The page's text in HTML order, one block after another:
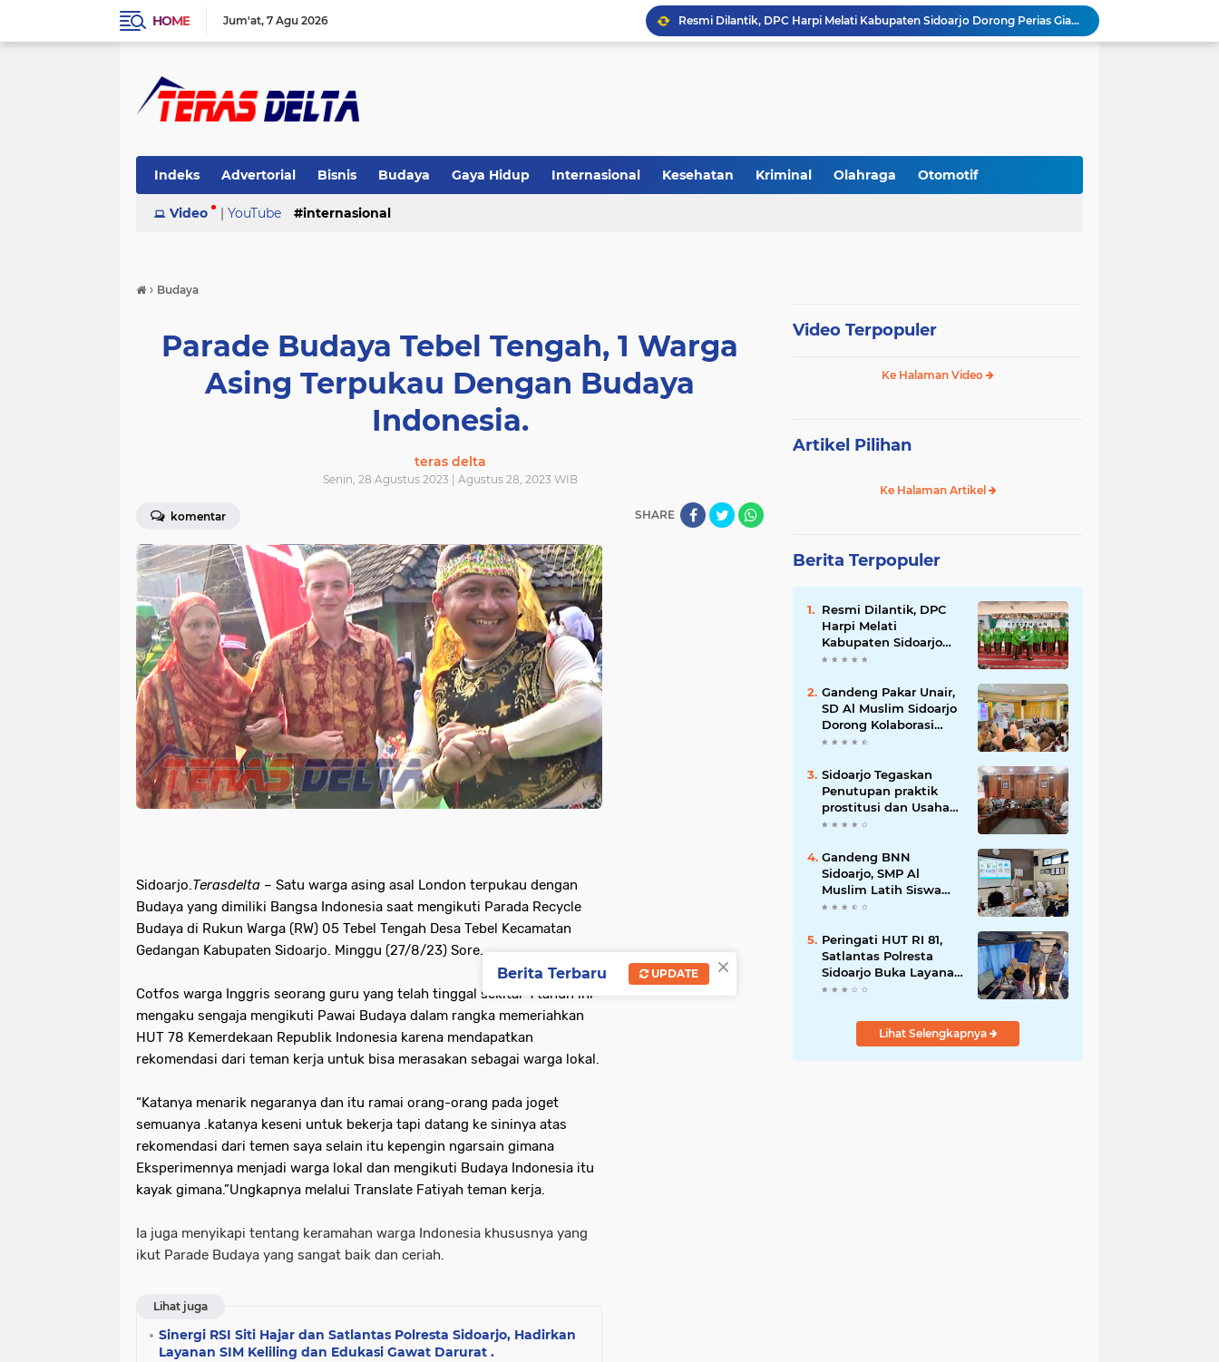
HOME Jum'at 7 Agu 2026
Resmi Dilantik, DPC Harpi Melati Kabupaten Sidoarjo Dorong Perias Giatkan Promosi Rias Penganten Putri Jenggolo.
Gandeng BNN Sidoarjo, SMP Al Muslim Latih Siswa Berani Tolak Bahaya Narkoba dan Pergaulan Bebas.
Sidoarjo Tegaskan Penutupan praktik prostitusi dan Usaha Miras Tanpa Izin, Bupati Subandi dan Forkopimda Siap Turun ke Lapangan.
Indeks Advertorial Bisnis Budaya Gaya Hidup Internasional Kesehatan Kriminal Olahraga Otomotif
Pemerintahan Pendidikan Peristiwa
Video | YouTube internasional
› Budaya
Parade Budaya Tebel Tengah, 1 Warga
Asing Terpukau Dengan Budaya
Indonesia.
teras delta
Senin, 28 Agustus 2023 | Agustus 28, 2023 WIB
komentar SHARE
Sidoarjo.Terasdelta – Satu warga asing asal London terpukau dengan
Budaya yang dimiliki Bangsa Indonesia saat mengikuti Parada Recycle
Budaya di Rukun Warga (RW) 05 Tebel Tengah Desa Tebel Kecamatan
Gedangan Kabupaten Sidoarjo. Minggu (27/8/23) Sore.
Cotfos warga Inggris seorang guru yang telah tinggal sekitar 1 tahun ini
mengaku sengaja mengikuti Pawai Budaya dalam rangka memeriahkan
HUT 78 Kemerdekaan Republik Indonesia karena mendapatkan
rekomendasi dari teman kerja untuk bisa merasakan sebagai warga lokal.
“Katanya menarik negaranya dan itu ramai orang-orang pada joget
semuanya .katanya keseni untuk bekerja tapi datang ke sininya atas
rekomendasi dari temen saya selain itu kepengin ngarsain gimana
Eksperimennya menjadi warga lokal dan mengikuti Budaya Indonesia itu
kayak gimana.”Ungkapnya melalui Translate Fatiyah teman kerja.
Ia juga menyikapi tentang keramahan warga Indonesia khususnya yang
ikut Parade Budaya yang sangat baik dan ceriah.
Lihat juga
Sinergi RSI Siti Hajar dan Satlantas Polresta Sidoarjo, Hadirkan
Layanan SIM Keliling dan Edukasi Gawat Darurat .
Video Terpopuler
Ke Halaman Video
Artikel Pilihan
Ke Halaman Artikel
Berita Terpopuler
Resmi Dilantik, DPC
Harpi Melati
Kabupaten Sidoarjo
Dorong Perias Giatkan
Penganten Putri
Jenggolo.
Gandeng Pakar Unair,
SD Al Muslim Sidoarjo
Dorong Kolaborasi
Sekolah dan Rumah
Kembang Anak.
Sidoarjo Tegaskan
Penutupan praktik
prostitusi dan Usaha
Miras Tanpa Izin,
Forkopimda Siap
Turun ke Lapangan.
Gandeng BNN
Sidoarjo, SMP Al
Muslim Latih Siswa
Berani Tolak Bahaya
Pergaulan Bebas.
Peringati HUT RI 81,
Satlantas Polresta
Sidoarjo Buka Layanan
Perpanjangan SIM
Nonstop Selama 17
Lihat Selengkapnya
×
Berita Terbaru UPDATE